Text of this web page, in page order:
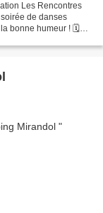
Les Rencontres
de danses
bonne humeur ! 🗓